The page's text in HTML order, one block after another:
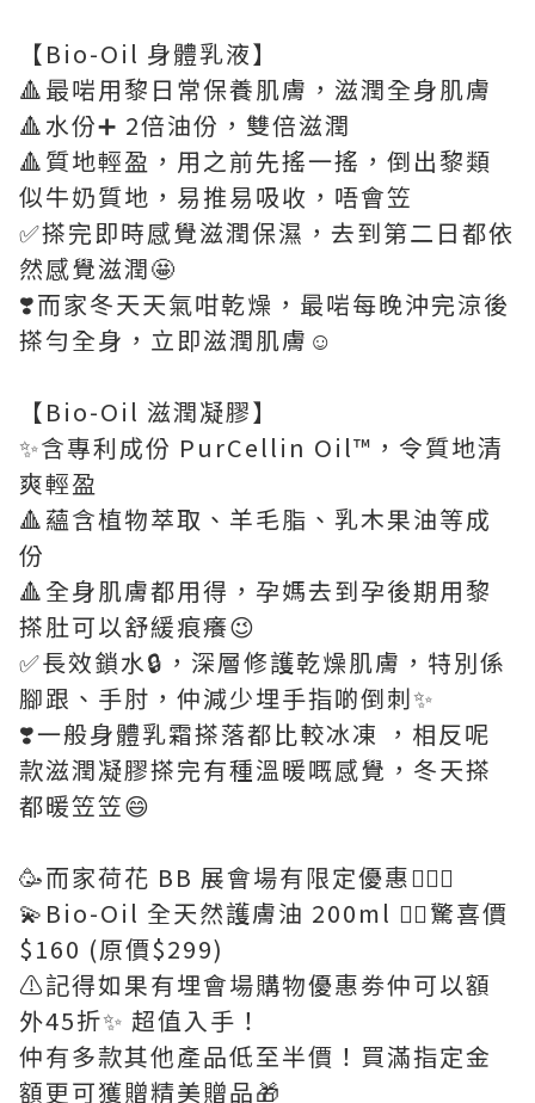
【Bio-Oil 身體乳液】
🔺最啱用黎日常保養肌膚，滋潤全身肌膚
🔺水份➕ 2倍油份，雙倍滋潤
🔺質地輕盈，用之前先搖一搖，倒出黎類
似牛奶質地，易推易吸收，唔會笠
✅搽完即時感覺滋潤保濕，去到第二日都依
然感覺滋潤🤩
❣️而家冬天天氣咁乾燥，最啱每晚沖完涼後
搽勻全身，立即滋潤肌膚☺️
【Bio-Oil 滋潤凝膠】
✨含專利成份 PurCellin Oil™，令質地清
爽輕盈
🔺蘊含植物萃取、羊毛脂、乳木果油等成
份
🔺全身肌膚都用得，孕媽去到孕後期用黎
搽肚可以舒緩痕癢😉
✅長效鎖水🔒，深層修護乾燥肌膚，特別係
腳跟、手肘，仲減少埋手指啲倒刺✨
❣️一般身體乳霜搽落都比較冰凍 ，相反呢
款滋潤凝膠搽完有種溫暖嘅感覺，冬天搽
都暖笠笠😄
🥳而家荷花 BB 展會場有限定優惠💁🏻‍♀️
💫Bio-Oil 全天然護膚油 200ml 👉🏻驚喜價
$160 (原價$299)
⚠️記得如果有埋會場購物優惠劵仲可以額
外45折✨ 超值入手！
仲有多款其他產品低至半價！買滿指定金
額更可獲贈精美贈品🎁